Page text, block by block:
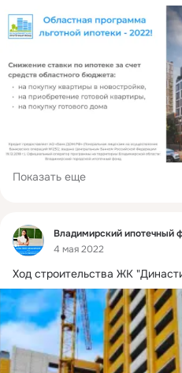
Показать еще
Фид
Владимирский ипотечный
4 мая 2022
Ход строительства ЖК